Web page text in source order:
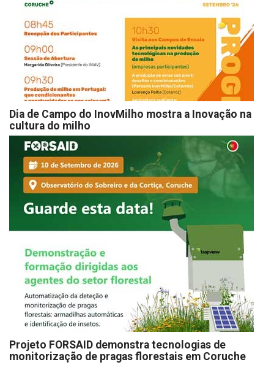
Dia de Campo do InovMilho mostra a Inovação na
cultura do milho
Projeto FORSAID demonstra tecnologias de
monitorização de pragas florestais em Coruche